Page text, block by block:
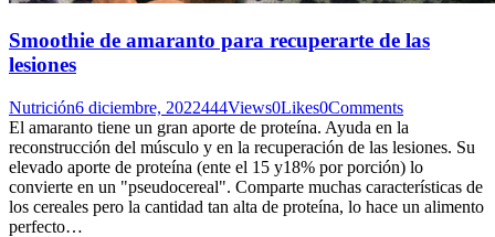
Smoothie de amaranto para recuperarte de las
lesiones
Nutrición6 diciembre, 2022444Views0Likes0Comments
El amaranto tiene un gran aporte de proteína. Ayuda en la
reconstrucción del músculo y en la recuperación de las lesiones. Su
elevado aporte de proteína (ente el 15 y18% por porción) lo
convierte en un "pseudocereal". Comparte muchas características de
los cereales pero la cantidad tan alta de proteína, lo hace un alimento
perfecto…